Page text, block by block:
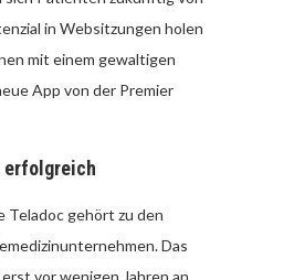
in Websitzungen holen
mit einem gewaltigen
App von der Premier
erfolgreich
Teladoc gehört zu den
Das
vor wenigen Jahren an